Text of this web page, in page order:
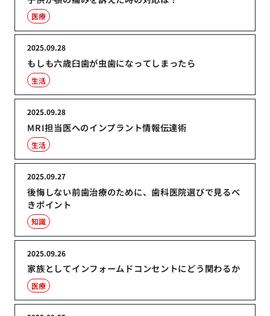
医療
もしも六歳臼歯が虫歯になってしまったら
2025.09.28
生活
MRI担当医へのインプラント情報伝達術
2025.09.28
生活
後悔しない前歯治療のために、歯科医院選びで見るべ
きポイント
2025.09.27
知識
家族としてインフォームドコンセントにどう関わるか
2025.09.26
医療